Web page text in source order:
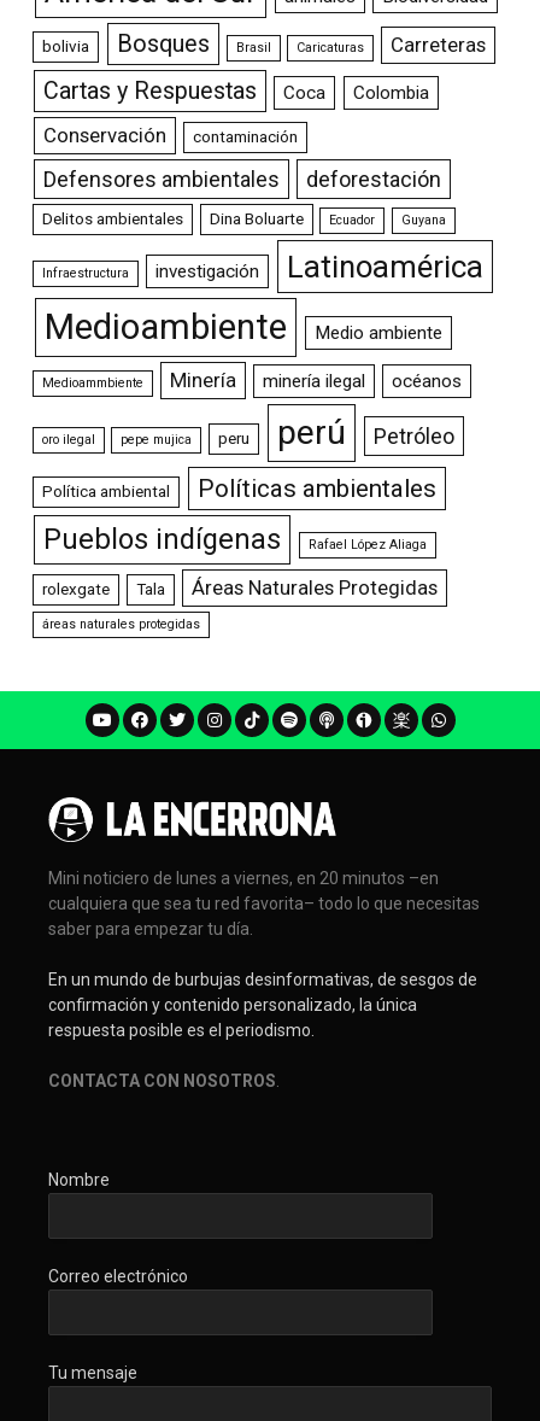
bolivia Bosques Brasil Caricaturas Carreteras
Cartas y Respuestas Coca Colombia
Conservación contaminación
Defensores ambientales deforestación
Delitos ambientales Dina Boluarte Ecuador Guyana
Infraestructura investigación Latinoamérica
Medioambiente Medio ambiente
Medioammbiente Minería minería ilegal océanos
oro ilegal pepe mujica peru perú Petróleo
Política ambiental Políticas ambientales
Pueblos indígenas Rafael López Aliaga
rolexgate Tala Áreas Naturales Protegidas
áreas naturales protegidas
Mini noticiero de lunes a viernes, en 20 minutos –en
cualquiera que sea tu red favorita– todo lo que necesitas
saber para empezar tu día.
En un mundo de burbujas desinformativas, de sesgos de
confirmación y contenido personalizado, la única
respuesta posible es el periodismo.
CONTACTA CON NOSOTROS
Nombre
Correo electrónico
Tu mensaje